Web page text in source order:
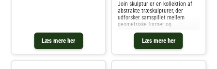
Læs mere her Læs mere her
Join skulptur er en kollektion af
abstrakte træskulpturer, der
udforsker samspillet mellem
geometriske former og
traditionelle snedkersamlinger.
Skulpturerne er lavet af asketræ i
en kombination af naturlige og
karboniserede overflader, hvor